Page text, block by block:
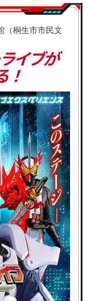
（桐生市市民文
イブが
！